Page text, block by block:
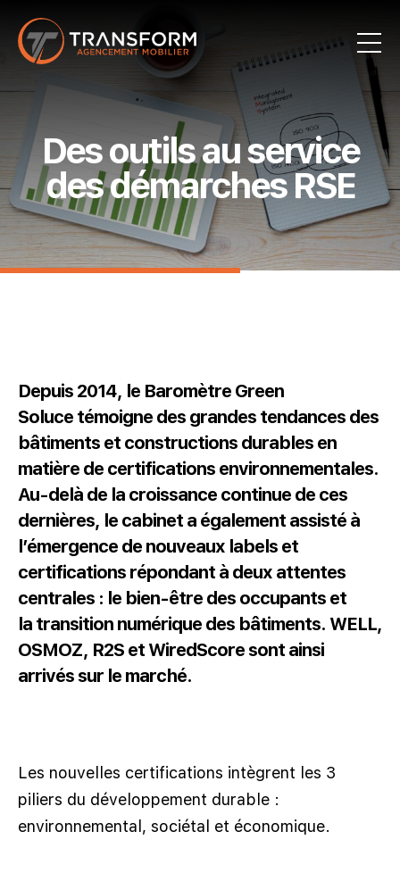
Des outils au service
des démarches RSE
Depuis 2014, leBaromètre Green
Solucetémoigne des grandes tendances des
bâtiments et constructions durables en
matière de certifications environnementales.
Au-delà de la croissance continue de ces
dernières, le cabinet a également assisté à
l’émergence de nouveaux labels et
certifications répondant à deux attentes
centrales : lebien-êtredes occupants et
latransition numériquedes bâtiments. WELL,
OSMOZ, R2S et WiredScore sont ainsi
arrivés sur le marché.
Les nouvelles certifications intègrent les 3
piliers du développement durable :
environnemental, sociétal et économique.